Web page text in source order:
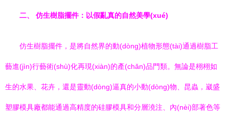
二、 仿生樹脂擺件：以假亂真的自然美學(xué)
仿生樹脂擺件，是將自然界的動(dòng)植物形態(tài)通過樹脂工
藝進(jìn)行藝術(shù)化再現(xiàn)的產(chǎn)品門類。無論是栩栩如
生的水果、花卉，還是靈動(dòng)逼真的小動(dòng)物、昆蟲，崴盛
塑膠模具廠都能通過高精度的硅膠模具和分層澆注、內(nèi)部著色等